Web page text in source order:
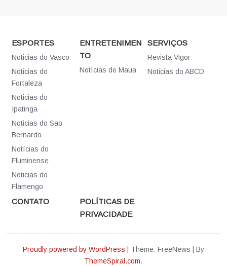
ESPORTES
Noticias do Vasco
Noticias do
Fortaleza
Noticias do
Ipatinga
Noticias do Sao
Bernardo
Notícias do
Fluminense
Noticias do
Flamengo
ENTRETENIMEN
TO
Notícias de Maua
SERVIÇOS
Revista Vigor
Noticias do ABCD
CONTATO
POLÍTICAS DE
PRIVACIDADE
Proudly powered by WordPress Theme: FreeNews
By
ThemeSpiral.com.